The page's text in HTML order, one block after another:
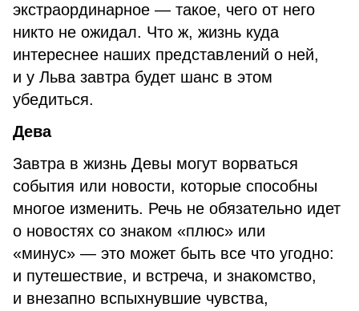
экстраординарное — такое, чего от него
никто не ожидал. Что ж, жизнь куда
интереснее наших представлений о ней,
и у Льва завтра будет шанс в этом
убедиться.
Дева
Завтра в жизнь Девы могут ворваться
события или новости, которые способны
многое изменить. Речь не обязательно идет
о новостях со знаком «плюс» или
«минус» — это может быть все что угодно:
и путешествие, и встреча, и знакомство,
и внезапно вспыхнувшие чувства,